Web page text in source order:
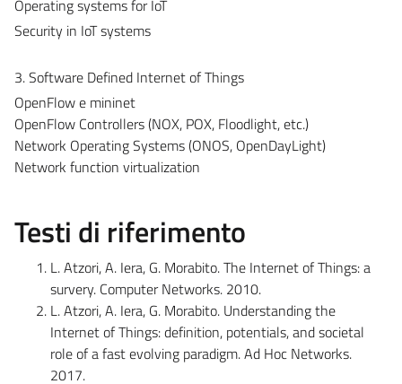
Operating systems for IoT
Security in IoT systems
3. Software Defined Internet of Things
OpenFlow e mininet
OpenFlow Controllers (NOX, POX, Floodlight, etc.)
Network Operating Systems (ONOS, OpenDayLight)
Network function virtualization
Testi di riferimento
L. Atzori, A. Iera, G. Morabito. The Internet of Things: a
survery. Computer Networks. 2010.
L. Atzori, A. Iera, G. Morabito. Understanding the
Internet of Things: definition, potentials, and societal
role of a fast evolving paradigm. Ad Hoc Networks.
2017.